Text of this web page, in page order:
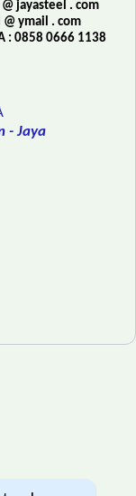
jayasteel . com
ymail . com
: 0858 0666 1138
- Jaya